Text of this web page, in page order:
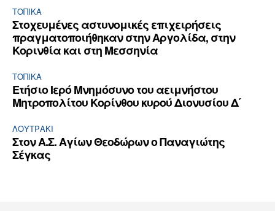
ΤΟΠΙΚΑ
Στοχευμένες αστυνομικές επιχειρήσεις
πραγματοποιήθηκαν στην Αργολίδα, στην
Κορινθία και στη Μεσσηνία
ΤΟΠΙΚΑ
Ετήσιο Ιερό Μνημόσυνο του αειμνήστου
Μητροπολίτου Κορίνθου κυρού Διονυσίου Δ΄
ΛΟΥΤΡΆΚΙ
Στον Α.Σ. Αγίων Θεοδώρων ο Παναγιώτης
Σέγκας